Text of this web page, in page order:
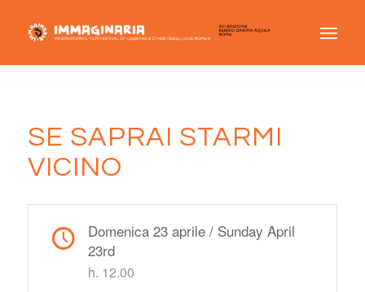
SE SAPRAI STARMI
VICINO
Domenica 23 aprile / Sunday April
23rd
h. 12.00